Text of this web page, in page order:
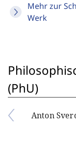
Mehr zur
Werk
(PhU)
Anton